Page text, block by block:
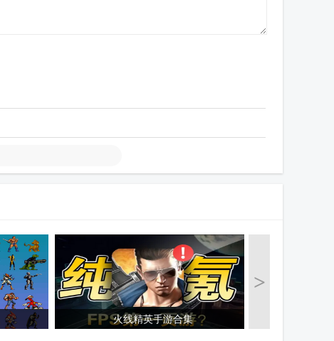
>
火线精英手游合集